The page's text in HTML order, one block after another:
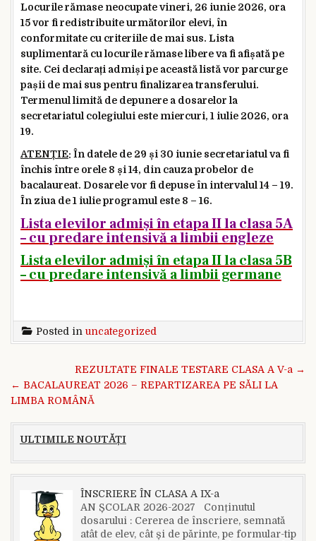
Locurile rămase neocupate vineri, 26 iunie 2026, ora
15 vor fi redistribuite următorilor elevi, în
conformitate cu criteriile de mai sus. Lista
suplimentară cu locurile rămase libere va fi afișată pe
site. Cei declarați admiși pe această listă vor parcurge
pașii de mai sus pentru finalizarea transferului.
Termenul limită de depunere a dosarelor la
secretariatul colegiului este miercuri, 1 iulie 2026, ora
19.
ATENȚIE: În datele de 29 și 30 iunie secretariatul va fi
închis între orele 8 și 14, din cauza probelor de
bacalaureat. Dosarele vor fi depuse în intervalul 14 – 19.
În ziua de 1 iulie programul este 8 – 16.
Lista elevilor admiși în etapa II la clasa 5A
– cu predare intensivă a limbii engleze
Lista elevilor admiși în etapa II la clasa 5B
– cu predare intensivă a limbii germane
Posted in uncategorized
Navigare în articole
REZULTATE FINALE TESTARE CLASA A V-a →
← BACALAUREAT 2026 – REPARTIZAREA PE SĂLI LA
LIMBA ROMÂNĂ
ULTIMILE NOUTĂȚI
ÎNSCRIERE ÎN CLASA A IX-a
AN ȘCOLAR 2026-2027 Conținutul
dosarului : Cererea de înscriere, semnată
atât de elev, cât și de părinte, pe formular-tip